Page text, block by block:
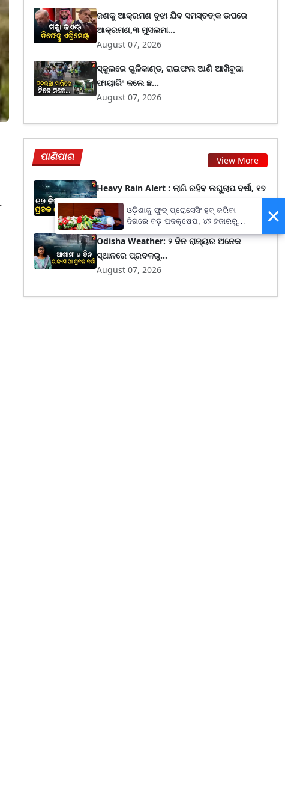
ଜଣକୁ ଆକ୍ରମଣ ବୁଝା ଯିବ ସମସ୍ତଙ୍କ ଉପରେ
ଆକ୍ରମଣ,୩ ମୁସଲମା...
August 07, 2026
ସ୍କୁଲରେ ଗୁଳିକାଣ୍ଡ, ରାଇଫଲ ଆଣି ଆଖିବୁଜା
ଫାୟାରିଂ କଲେ ଛ...
August 07, 2026
ପାଣିପାଗ View More
Heavy Rain Alert : ଲାଗି ରହିବ ଲଘୁଚାପ ବର୍ଷା, ୧୭
ଜିଲ୍...
August 08, 2026
Odisha Weather: ୨ ଦିନ ରାଜ୍ୟର ଅନେକ
ସ୍ଥାନରେ ପ୍ରବଳରୁ...
August 07, 2026
×
ଓଡ଼ିଶାକୁ ଫୁଡ୍ ପ୍ରୋସେସିଂ ହବ୍ କରିବା
ଦିଗରେ ବଡ଼ ପଦକ୍ଷେପ, ୪୨ ହଜାରରୁ
ଅଧିକ ନିଯୁକ୍ତି ସୁଯୋଗ